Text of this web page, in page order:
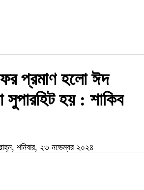
প্রমাণ হলো ঈদ
সুপারহিট হয় : শাকিব
শনিবার, ২৩ নভেম্বর ২০২৪